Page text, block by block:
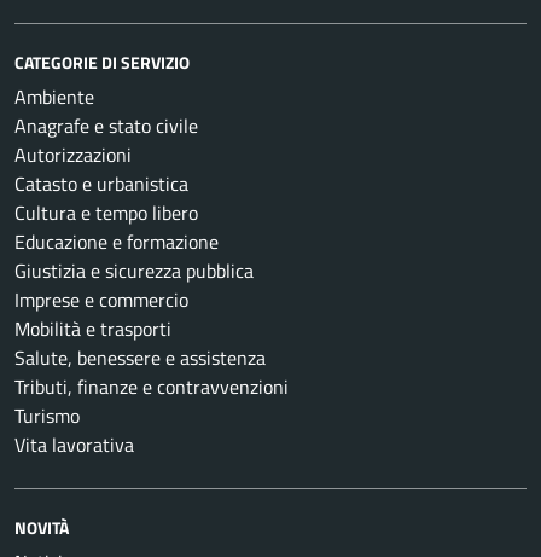
CATEGORIE DI SERVIZIO
Ambiente
Anagrafe e stato civile
Autorizzazioni
Catasto e urbanistica
Cultura e tempo libero
Educazione e formazione
Giustizia e sicurezza pubblica
Imprese e commercio
Mobilità e trasporti
Salute, benessere e assistenza
Tributi, finanze e contravvenzioni
Turismo
Vita lavorativa
NOVITÀ